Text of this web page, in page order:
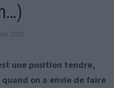
2025
une position tendre,
on a envie de faire